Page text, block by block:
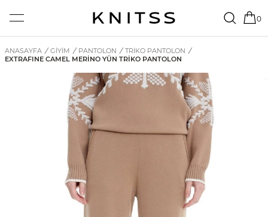
0
ANASAYFA / GİYİM / PANTOLON / TRIKO PANTOLON /
EXTRAFINE CAMEL MERINO YÜN TRIKO PANTOLON